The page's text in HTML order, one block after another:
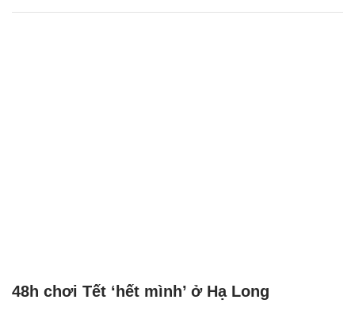
48h chơi Tết ‘hết mình’ ở Hạ Long